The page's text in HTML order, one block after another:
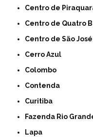
Centro de
Centro de Quatro
Centro de São
Cerro Azul
Colombo
Contenda
Curitiba
Fazenda Rio
Lapa